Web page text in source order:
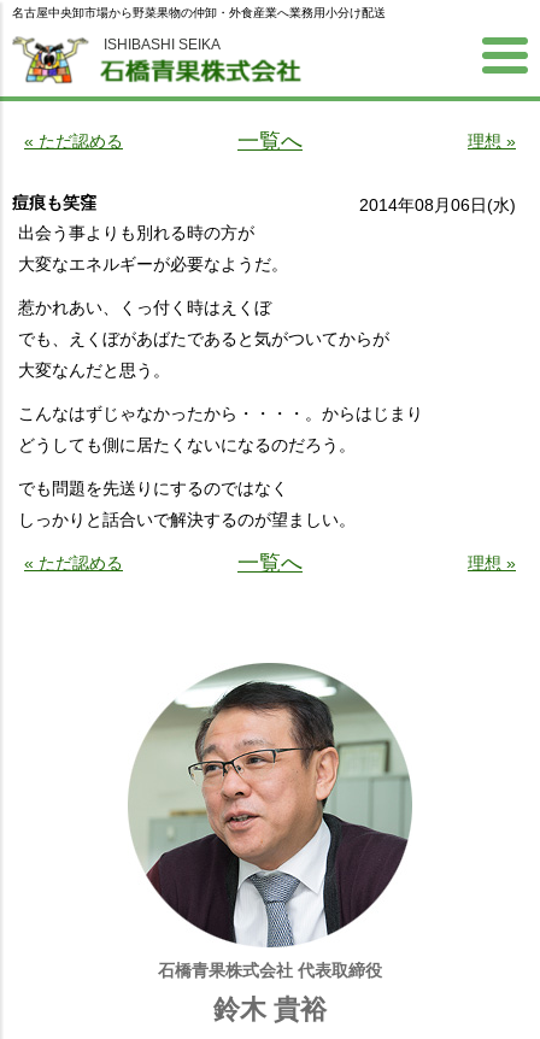
ISHIBASHI SEIKA
名古屋中央卸市場から野菜果物の仲卸・外食産業へ業務用小分け配送
« ただ認める 一覧へ 理想 »
痘痕も笑窪
2014年08月06日(水)
出会う事よりも別れる時の方が
大変なエネルギーが必要なようだ。
惹かれあい、くっ付く時はえくぼ
でも、えくぼがあばたであると気がついてからが
大変なんだと思う。
こんなはずじゃなかったから・・・・。からはじまり
どうしても側に居たくないになるのだろう。
でも問題を先送りにするのではなく
しっかりと話合いで解決するのが望ましい。
« ただ認める 一覧へ 理想 »
石橋青果株式会社 代表取締役
鈴木 貴裕